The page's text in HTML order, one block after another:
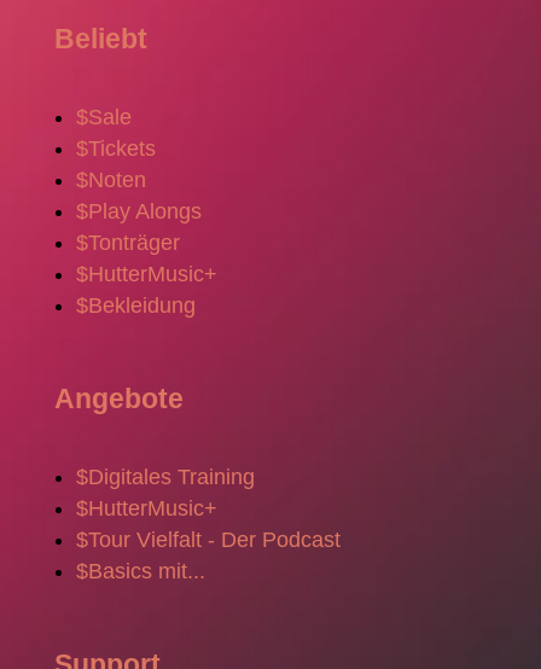
Beliebt
$Sale
$Tickets
$Noten
$Play Alongs
$Tonträger
$HutterMusic+
$Bekleidung
Angebote
$Digitales Training
$HutterMusic+
$Tour Vielfalt - Der Podcast
$Basics mit...